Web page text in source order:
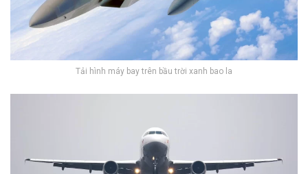
Tải hình máy bay trên bầu trời xanh bao la